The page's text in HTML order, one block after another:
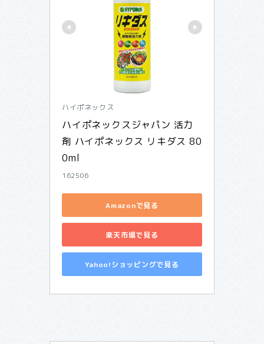
ハイポネックス
ハイポネックスジャパン 活力
剤 ハイポネックス リキダス 80
0ml
162506
Amazonで見る
楽天市場で見る
Yahoo!ショッピングで見る